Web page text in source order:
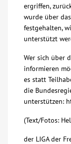
ergriffen,
wurde über
festgehalten,
unterstützt
Wer sich über
informieren
es statt
die
unterstützen:
(Text/Fotos:
der LIGA der